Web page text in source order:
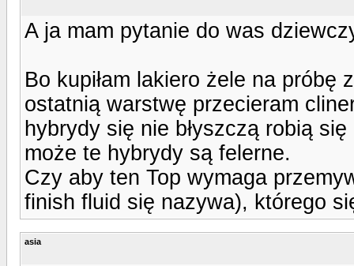
A ja mam pytanie do was
Bo kupiłam lakiero żele na
ostatnią warstwę przecieram
hybrydy się nie błyszczą robią
może te hybrydy są felerne.
Czy aby ten Top wymaga
finish fluid się nazywa), którego
asia